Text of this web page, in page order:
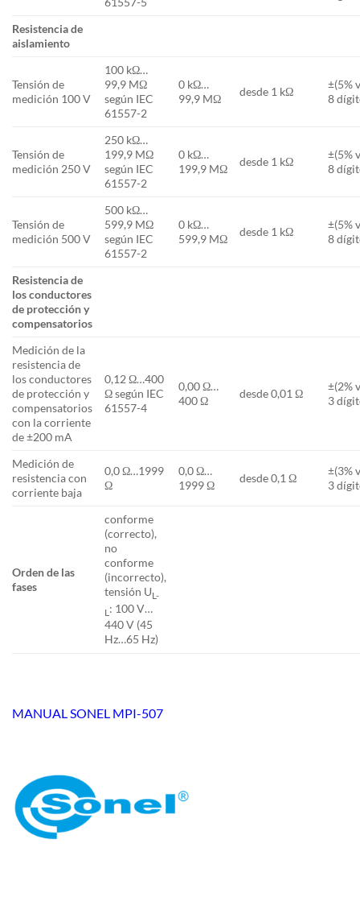
Resistencia de
aislamiento
Tensión de
medición 100 V
100 kΩ…
99,9 MΩ
según IEC
61557-2
0 kΩ…
99,9 MΩ
desde 1 kΩ
±(5%
8
Tensión de
medición 250 V
250 kΩ…
199,9 MΩ
según IEC
61557-2
0 kΩ…
199,9 MΩ
desde 1 kΩ
±(5%
8
Tensión de
medición 500 V
500 kΩ…
599,9 MΩ
según IEC
61557-2
0 kΩ…
599,9 MΩ
desde 1 kΩ
±(5%
8
Resistencia de
los conductores
de protección y
compensatorios
Medición de la
resistencia de
los conductores
de protección y
compensatorios
con la corriente
de ±200 mA
0,12 Ω…400
Ω según IEC
61557-4
0,00 Ω…
400 Ω
desde 0,01 Ω
±(2%
3
Medición de
resistencia con
corriente baja
0,0 Ω…1999
Ω
0,0 Ω…
1999 Ω
desde 0,1 Ω
±(3%
3
Orden de las
fases
conforme
(correcto),
no
conforme
(incorrecto),
tensión UL-
L : 100 V…
440 V (45
Hz…65 Hz)
MANUAL SONEL MPI-507